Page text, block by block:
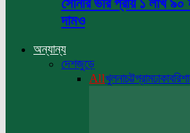
সোনার ভরি প্রায় ১ লাখ ৯০
দামও
অন্যান্য
দেশজুড়ে
Allখুলনাচট্টগ্রামঢাকা